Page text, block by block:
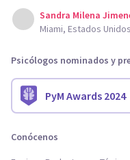
Sandra Milena
Miami, Estados Unidos
Psicólogos nominados y
PyM Awards 2024
Conócenos